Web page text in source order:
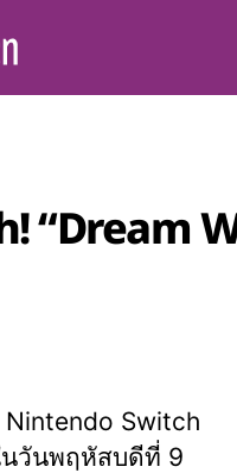
“Dream
Switch
นวันพฤหัสบดีที่ 9